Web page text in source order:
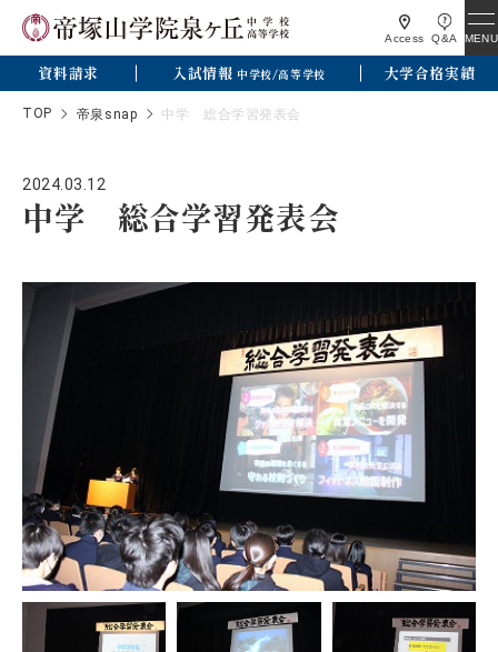
Access Q&A MENU
資料請求 入試情報 中学校/高等学校 大学合格実績
TOP 帝泉snap 中学 総合学習発表会
2024.03.12
中学 総合学習発表会